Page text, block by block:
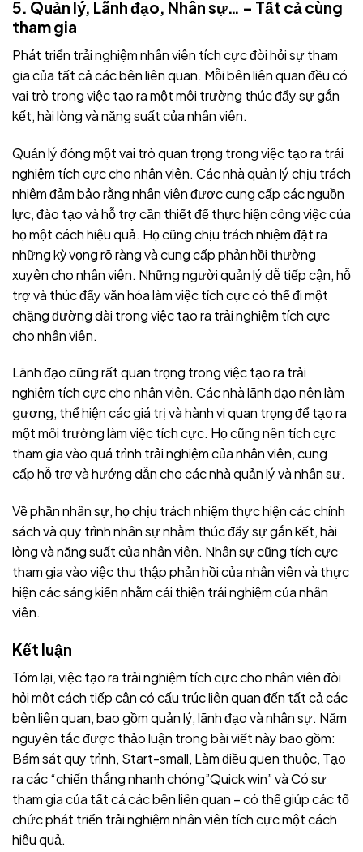
5. Quản lý, Lãnh đạo, Nhân sự… – Tất cả cùng
tham gia
Phát triển trải nghiệm nhân viên tích cực đòi hỏi sự tham
gia của tất cả các bên liên quan. Mỗi bên liên quan đều có
vai trò trong việc tạo ra một môi trường thúc đẩy sự gắn
kết, hài lòng và năng suất của nhân viên.
Quản lý đóng một vai trò quan trọng trong việc tạo ra trải
nghiệm tích cực cho nhân viên. Các nhà quản lý chịu trách
nhiệm đảm bảo rằng nhân viên được cung cấp các nguồn
lực, đào tạo và hỗ trợ cần thiết để thực hiện công việc của
họ một cách hiệu quả. Họ cũng chịu trách nhiệm đặt ra
những kỳ vọng rõ ràng và cung cấp phản hồi thường
xuyên cho nhân viên. Những người quản lý dễ tiếp cận, hỗ
trợ và thúc đẩy văn hóa làm việc tích cực có thể đi một
chặng đường dài trong việc tạo ra trải nghiệm tích cực
cho nhân viên.
Lãnh đạo cũng rất quan trọng trong việc tạo ra trải
nghiệm tích cực cho nhân viên. Các nhà lãnh đạo nên làm
gương, thể hiện các giá trị và hành vi quan trọng để tạo ra
một môi trường làm việc tích cực. Họ cũng nên tích cực
tham gia vào quá trình trải nghiệm của nhân viên, cung
cấp hỗ trợ và hướng dẫn cho các nhà quản lý và nhân sự.
Về phần nhân sự, họ chịu trách nhiệm thực hiện các chính
sách và quy trình nhân sự nhằm thúc đẩy sự gắn kết, hài
lòng và năng suất của nhân viên. Nhân sự cũng tích cực
tham gia vào việc thu thập phản hồi của nhân viên và thực
hiện các sáng kiến nhằm cải thiện trải nghiệm của nhân
viên.
Kết luận
Tóm lại, việc tạo ra trải nghiệm tích cực cho nhân viên đòi
hỏi một cách tiếp cận có cấu trúc liên quan đến tất cả các
bên liên quan, bao gồm quản lý, lãnh đạo và nhân sự. Năm
nguyên tắc được thảo luận trong bài viết này bao gồm:
Bám sát quy trình, Start-small, Làm điều quen thuộc, Tạo
ra các “chiến thắng nhanh chóng”Quick win” và Có sự
tham gia của tất cả các bên liên quan – có thể giúp các tổ
chức phát triển trải nghiệm nhân viên tích cực một cách
hiệu quả.